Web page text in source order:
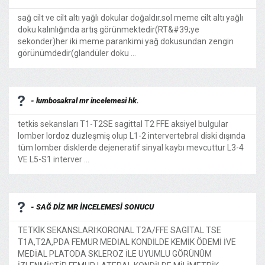
sağ cilt ve cilt altı yağlı dokular doğaldır.sol meme cilt altı yağlı
doku kalınlığında artış görünmektedir(RT&#39;ye
sekonder)her iki meme parankimi yağ dokusundan zengin
görünümdedir(glandüler doku ...
- lumbosakral mr incelemesi hk.
tetkis sekansları T1-T2SE sagittal T2 FFE aksiyel bulgular
lomber lordoz duzleşmiş olup L1-2 intervertebral diski dışında
tüm lomber disklerde dejeneratif sinyal kaybı mevcuttur L3-4
VE L5-S1 interver ...
- SAĞ DİZ MR İNCELEMESİ SONUCU
TETKİK SEKANSLARI:KORONAL T2A/FFE SAGİTAL TSE
T1A,T2A,PDA FEMUR MEDİAL KONDİLDE KEMİK ÖDEMİ İVE
MEDİAL PLATODA SKLEROZ İLE UYUMLU GÖRÜNÜM